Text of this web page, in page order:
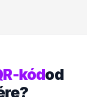
kódod